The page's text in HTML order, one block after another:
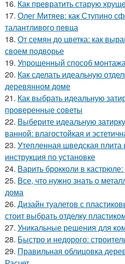
16. Как превратить старую
17. Олег Митяев: как Ступино
талантливого певца
18. От семян до цветка: как
своем подворье
19. Упрощенный способ
20. Как сделать идеальную
деревянном доме
21. Как выбрать идеальную
проверенные советы
22. Выберите идеальную
ванной: влагостойкая и
23. Утепленная шведская плита
инструкция по установке
24. Варить брокколи в
25. Все, что нужно знать о
дома
26. Дизайн туалетов с
стоит выбрать отделку
27. Уникальные решения для
28. Быстро и недорого:
29. Правильная облицовка